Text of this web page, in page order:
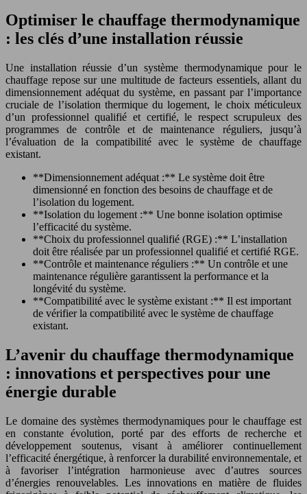
Optimiser le chauffage thermodynamique
: les clés d’une installation réussie
Une installation réussie d’un système thermodynamique pour le
chauffage repose sur une multitude de facteurs essentiels, allant du
dimensionnement adéquat du système, en passant par l’importance
cruciale de l’isolation thermique du logement, le choix méticuleux
d’un professionnel qualifié et certifié, le respect scrupuleux des
programmes de contrôle et de maintenance réguliers, jusqu’à
l’évaluation de la compatibilité avec le système de chauffage
existant.
**Dimensionnement adéquat :** Le système doit être
dimensionné en fonction des besoins de chauffage et de
l’isolation du logement.
**Isolation du logement :** Une bonne isolation optimise
l’efficacité du système.
**Choix du professionnel qualifié (RGE) :** L’installation
doit être réalisée par un professionnel qualifié et certifié RGE.
**Contrôle et maintenance réguliers :** Un contrôle et une
maintenance régulière garantissent la performance et la
longévité du système.
**Compatibilité avec le système existant :** Il est important
de vérifier la compatibilité avec le système de chauffage
existant.
L’avenir du chauffage thermodynamique
: innovations et perspectives pour une
énergie durable
Le domaine des systèmes thermodynamiques pour le chauffage est
en constante évolution, porté par des efforts de recherche et
développement soutenus, visant à améliorer continuellement
l’efficacité énergétique, à renforcer la durabilité environnementale, et
à favoriser l’intégration harmonieuse avec d’autres sources
d’énergies renouvelables. Les innovations en matière de fluides